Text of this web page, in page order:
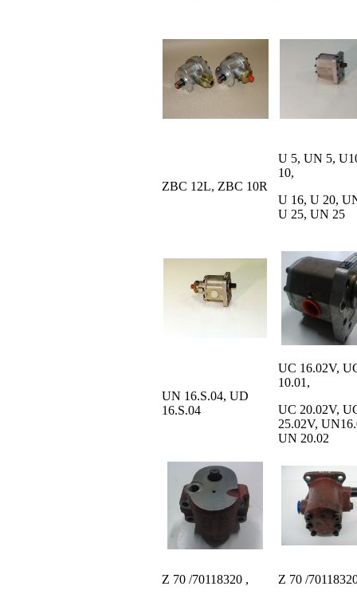
ZBC 12L, ZBC 10R
U 5, UN 5,
10,
U 16, U 20,
U 25, UN 25
UN 16.S.04, UD
16.S.04
UC 16.02V,
10.01,
UC 20.02V,
25.02V,
UN 20.02
Z 70 /70118320 ,
Z 70 /